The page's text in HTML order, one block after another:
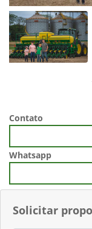
Solicitar
Contato
Whatsapp